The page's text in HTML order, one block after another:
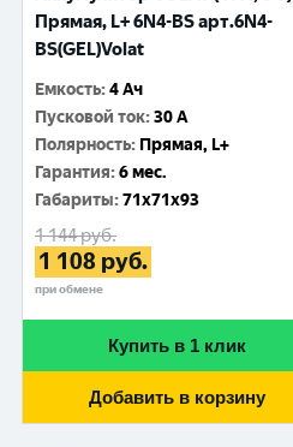
Прямая, L+ 6N4-BS арт.6N4-
BS(GEL)Volat
Емкость:4 Ач
Пусковой ток:30 A
Полярность: Прямая, L+
Гарантия:6 мес.
Габариты:71x71x93
1 144руб.
1 108 руб.
при обмене
Купить в 1 клик
Добавить в корзину